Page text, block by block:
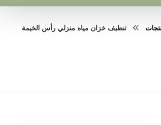
تنظيف خزان مياه منزلي رأس الخيمة